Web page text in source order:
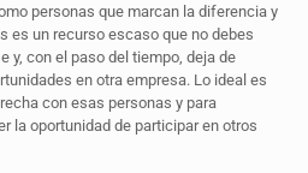
personas que marcan la diferencia y
es un recurso escaso que no debes
y, con el paso del tiempo, deja de
en otra empresa. Lo ideal es
con esas personas y para
la oportunidad de participar en otros